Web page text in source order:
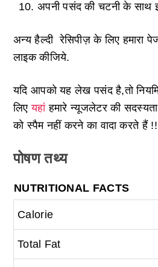
अपनी पसंद की चटनी के साथ
अन्य हैल्दी रेसिपीज़ के लिए हमारा
लाइक कीजिये.
यदि आपको यह लेख पसंद है,तो
लिएयहांहमारे न्यूजलेटर की
को स्पैम नहीं करने का वादा करते हैं !!
पोषण तथ्य
NUTRITIONAL FACTS
Calorie
Total Fat